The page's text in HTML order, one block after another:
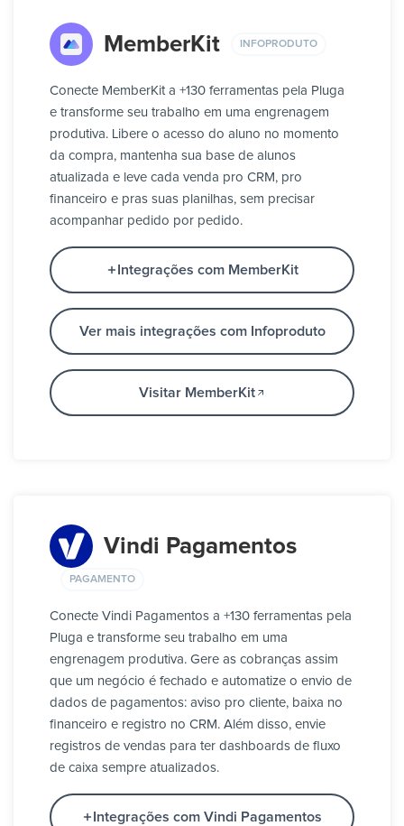
MemberKit INFOPRODUTO
Conecte MemberKit a +130 ferramentas pela Pluga
e transforme seu trabalho em uma engrenagem
produtiva. Libere o acesso do aluno no momento
da compra, mantenha sua base de alunos
atualizada e leve cada venda pro CRM, pro
financeiro e pras suas planilhas, sem precisar
acompanhar pedido por pedido.
Integrações com MemberKit
Ver mais integrações com Infoproduto
Visitar MemberKit
Vindi Pagamentos
PAGAMENTO
Conecte Vindi Pagamentos a +130 ferramentas pela
Pluga e transforme seu trabalho em uma
engrenagem produtiva. Gere as cobranças assim
que um negócio é fechado e automatize o envio de
dados de pagamentos: aviso pro cliente, baixa no
financeiro e registro no CRM. Além disso, envie
registros de vendas para ter dashboards de fluxo
de caixa sempre atualizados.
Integrações com Vindi Pagamentos